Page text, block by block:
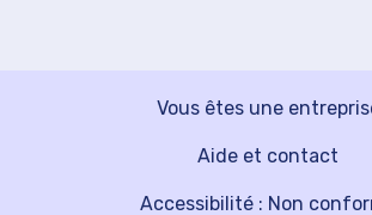
Vous êtes une
Aide et contact
Accessibilité : Non